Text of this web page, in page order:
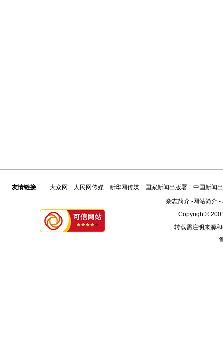
友情链接 大众网 人民网传媒 新华网传媒 国家新闻出版署
中国新闻
杂志简介-网站简介-
Copyright©
转载需注明来源